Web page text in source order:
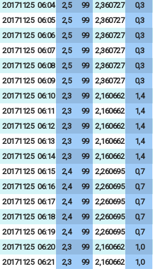
20171125 06:04 2,5 99 2,360727 0,3
20171125 06:05 2,5 99 2,360727 0,3
20171125 06:06 2,5 99 2,360727 0,3
20171125 06:07 2,5 99 2,360727 0,3
20171125 06:08 2,5 99 2,360727 0,3
20171125 06:09 2,5 99 2,360727 0,3
20171125 06:10 2,3 99 2,160662 1,4
20171125 06:11 2,3 99 2,160662 1,4
20171125 06:12 2,3 99 2,160662 1,4
20171125 06:13 2,3 99 2,160662 1,4
20171125 06:14 2,3 99 2,160662 1,4
20171125 06:15 2,4 99 2,260695 0,7
20171125 06:16 2,4 99 2,260695 0,7
20171125 06:17 2,4 99 2,260695 0,7
20171125 06:18 2,4 99 2,260695 0,7
20171125 06:19 2,4 99 2,260695 0,7
20171125 06:20 2,3 99 2,160662 1,0
20171125 06:21 2,3 99 2,160662 1,0